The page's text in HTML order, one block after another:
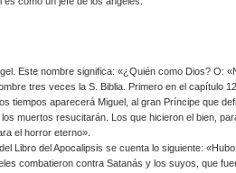
Este nombre significa: «¿Quién como Dios? O:
tres veces la S. Biblia. Primero en el capítulo
tiempos aparecerá Miguel, al gran Príncipe que
muertos resucitarán. Los que hicieron el bien,
el horror eterno».
Libro del Apocalipsis se cuenta lo siguiente:
combatieron contra Satanás y los suyos, que